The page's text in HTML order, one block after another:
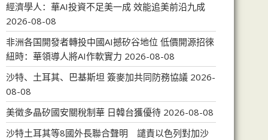
經濟學人：華AI投資不足美一成 效能追美前沿九成
2026-08-08
非洲各国開發者轉投中國AI撼矽谷地位 低價開源招徠
紐時：華領導人將AI作軟實力 2026-08-08
沙特、土耳其、巴基斯坦 簽麥加共同防務協議 2026-
08-08
美徵多晶矽國安關稅制華 日韓台獲優待 2026-08-08
沙特土耳其等8國外長聯合聲明 譴責以色列對加沙